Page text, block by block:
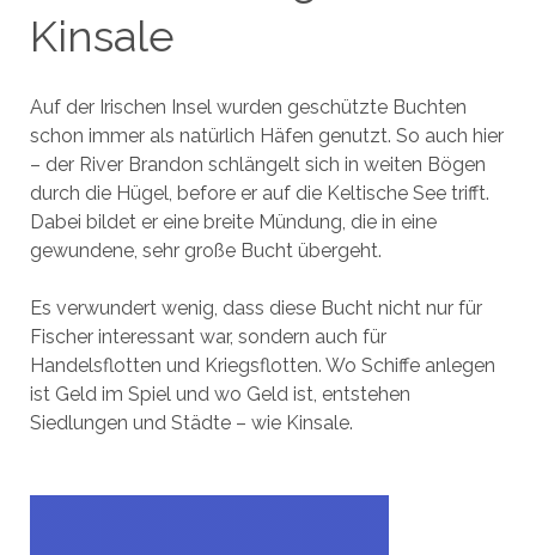
Kinsale
Auf der Irischen Insel wurden geschützte Buchten
schon immer als natürlich Häfen genutzt. So auch hier
– der River Brandon schlängelt sich in weiten Bögen
durch die Hügel, before er auf die Keltische See trifft.
Dabei bildet er eine breite Mündung, die in eine
gewundene, sehr große Bucht übergeht.
Es verwundert wenig, dass diese Bucht nicht nur für
Fischer interessant war, sondern auch für
Handelsflotten und Kriegsflotten. Wo Schiffe anlegen
ist Geld im Spiel und wo Geld ist, entstehen
Siedlungen und Städte – wie Kinsale.